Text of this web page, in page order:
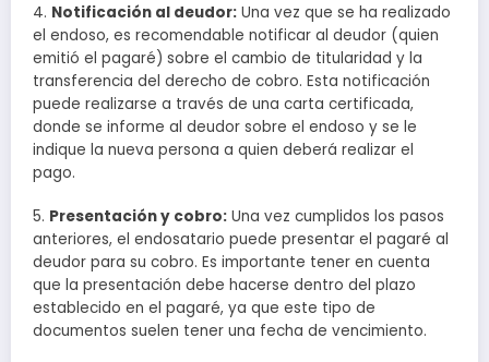
4. Notificación al deudor: Una vez que se ha realizado
el endoso, es recomendable notificar al deudor (quien
emitió el pagaré) sobre el cambio de titularidad y la
transferencia del derecho de cobro. Esta notificación
puede realizarse a través de una carta certificada,
donde se informe al deudor sobre el endoso y se le
indique la nueva persona a quien deberá realizar el
pago.
5. Presentación y cobro: Una vez cumplidos los pasos
anteriores, el endosatario puede presentar el pagaré al
deudor para su cobro. Es importante tener en cuenta
que la presentación debe hacerse dentro del plazo
establecido en el pagaré, ya que este tipo de
documentos suelen tener una fecha de vencimiento.